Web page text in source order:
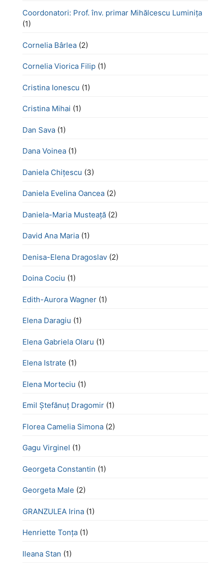
Coordonatori: Prof. înv. primar Mihălcescu Luminița
(1)
Cornelia Bârlea (2)
Cornelia Viorica Filip (1)
Cristina Ionescu (1)
Cristina Mihai (1)
Dan Sava (1)
Dana Voinea (1)
Daniela Chițescu (3)
Daniela Evelina Oancea (2)
Daniela-Maria Musteață (2)
David Ana Maria (1)
Denisa-Elena Dragoslav (2)
Doina Cociu (1)
Edith-Aurora Wagner (1)
Elena Daragiu (1)
Elena Gabriela Olaru (1)
Elena Istrate (1)
Elena Morteciu (1)
Emil Ștefănuț Dragomir (1)
Florea Camelia Simona (2)
Gagu Virginel (1)
Georgeta Constantin (1)
Georgeta Male (2)
GRANZULEA Irina (1)
Henriette Tonţa (1)
Ileana Stan (1)